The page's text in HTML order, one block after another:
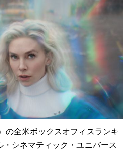
の全米ボックスオフィスランキ
シネマティック・ユニバース